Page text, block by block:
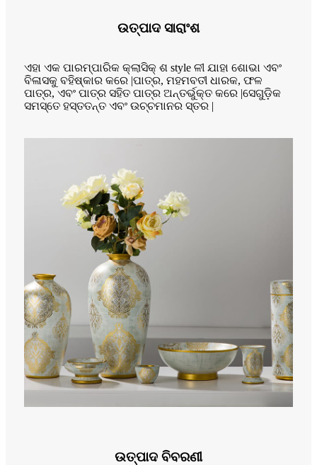
ଉତ୍ପାଦ ସାରାଂଶ
ଏହା ଏକ ପାରମ୍ପାରିକ କ୍ଲାସିକ୍ ଶ style ଳୀ ଯାହା ଶୋଭା ଏବଂ
ବିଳାସକୁ ବହିଷ୍କାର କରେ |ପାତ୍ର, ମହମବତୀ ଧାରକ, ଫଳ
ପାତ୍ର, ଏବଂ ପାତ୍ର ସହିତ ପାତ୍ର ଅନ୍ତର୍ଭୁକ୍ତ କରେ |ସେଗୁଡ଼ିକ
ସମସ୍ତେ ହସ୍ତତନ୍ତ ଏବଂ ଉଚ୍ଚମାନର ସ୍ତର |
ଉତ୍ପାଦ ବିବରଣୀ